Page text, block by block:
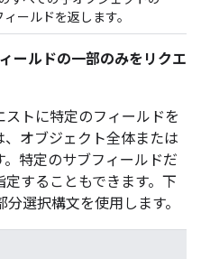
ィールドを返します。
ールドの一部のみをリクエ
トに特定のフィールドを
オブジェクト全体または
特定のサブフィールドだ
することもできます。下
分選択構文を使用します。